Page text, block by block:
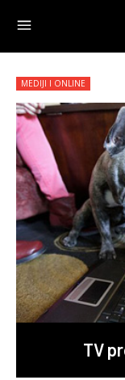
MEDIJI I ONLINE
TV